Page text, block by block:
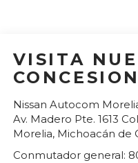
VISITA
Nissan Autocom
Av. Madero Pte. 1613
Morelia, Michoacán de
Conmutador general: